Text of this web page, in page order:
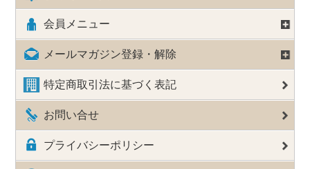
会員メニュー
メールマガジン登録・解除
特定商取引法に基づく表記
お問い合せ
プライバシーポリシー